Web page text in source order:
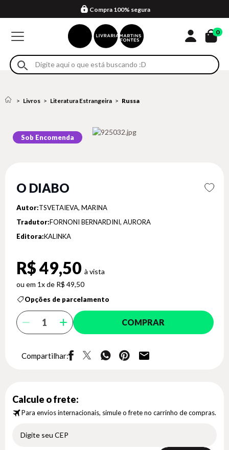
Formas de entrega
Compra 100% segura
Em até 4x sem juros no cartão*
Retire na loja
Eventos
0
Livros Literatura Estrangeira Russa
Sob Encomenda
O DIABO
Autor:TSVETAIEVA, MARINA
Tradutor:FORNONI BERNARDINI, AURORA
Editora:KALINKA
R$ 49,50
1x de R$ 49,50
Opções de parcelamento
COMPRAR
Compartilhar:
Calcule o frete:
Para envios internacionais, simule o frete no carrinho de compras.